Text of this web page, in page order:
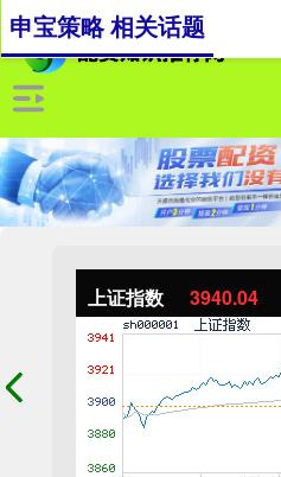
上证指数 3940.04
申宝策略 相关话题